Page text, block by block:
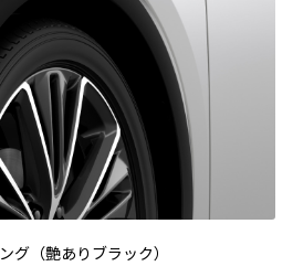
グ（艶ありブラック）